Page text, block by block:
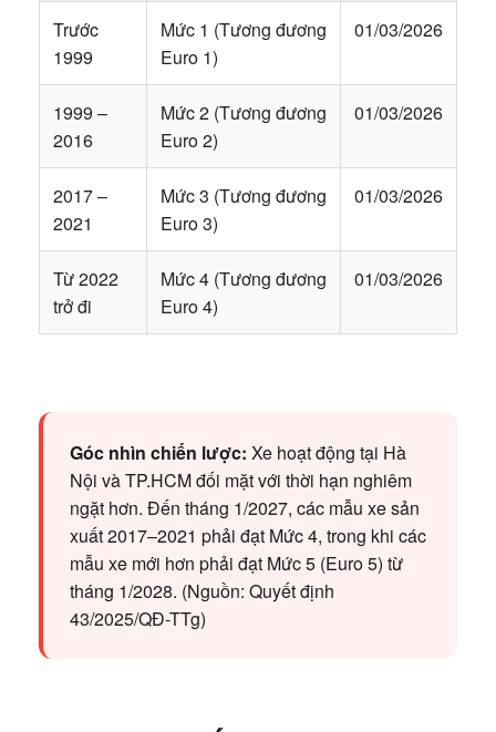
Trước
1999
Mức 1 (Tương đương
Euro 1)
01/03/2026
1999 –
2016
Mức 2 (Tương đương
Euro 2)
01/03/2026
2017 –
2021
Mức 3 (Tương đương
Euro 3)
01/03/2026
Từ 2022
trở đi
Mức 4 (Tương đương
Euro 4)
01/03/2026
Góc nhìn chiến lược: Xe hoạt động tại Hà
Nội và TP.HCM đối mặt với thời hạn nghiêm
ngặt hơn. Đến tháng 1/2027, các mẫu xe sản
xuất 2017–2021 phải đạt Mức 4, trong khi các
mẫu xe mới hơn phải đạt Mức 5 (Euro 5) từ
tháng 1/2028. (Nguồn: Quyết định
43/2025/QĐ-TTg)